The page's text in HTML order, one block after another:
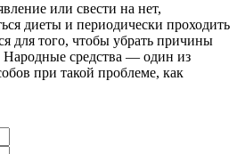
или свести на нет,
диеты и периодически проходить
для того, чтобы убрать причины
Народные средства — один из
при такой проблеме, как